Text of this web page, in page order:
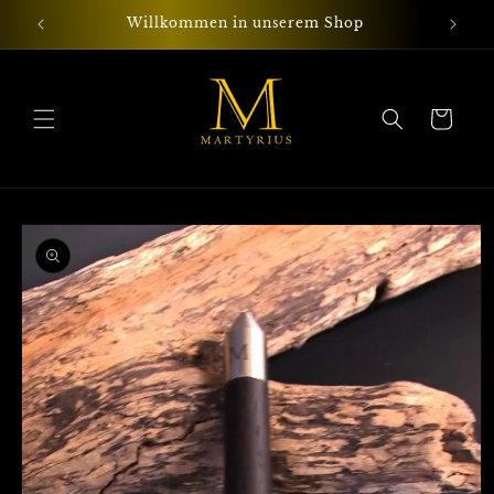
zum
Willkommen in unserem Shop
Warenkorb